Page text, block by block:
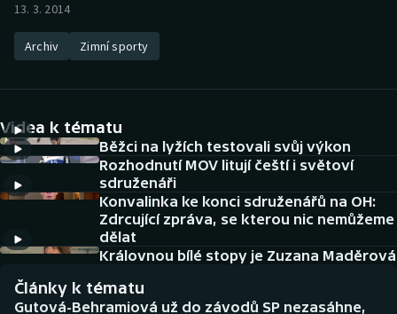
Atletika
DALŠÍ SPORTY
Americký fotbal
Baseball a softbal
NEPŘEHLÉDNĚTE
13. 3. 2014
Archiv Zimní sporty
Videa k tématu
Běžci na lyžích testovali svůj výkon
Rozhodnutí MOV litují čeští i světoví
sdruženáři
Konvalinka ke konci sdruženářů na OH:
Zdrcující zpráva, se kterou nic nemůžeme
dělat
Královnou bílé stopy je Zuzana Maděrová
Články k tématu
Gutová-Behramiová už do závodů SP nezasáhne,